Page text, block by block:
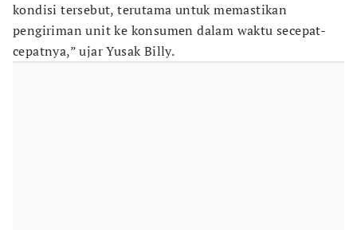
kondisi tersebut, terutama untuk memastikan
pengiriman unit ke konsumen dalam waktu secepat-
cepatnya,” ujar Yusak Billy.